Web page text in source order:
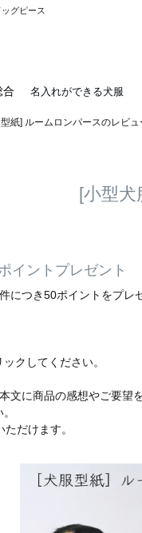
グピース
合 名入れができる犬服
紙] ルームロンパースのレビュ
[小型
イントプレゼント
につき50ポイントをプレ
クしてください。
文に商品の感想やご要望
だけます。